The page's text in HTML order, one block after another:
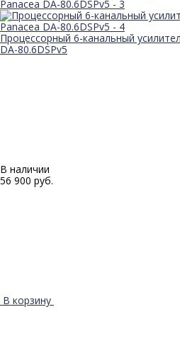
Процессорный 6-канальный
DA-80.6DSPv5
В наличии
56 900 руб.
В корзину